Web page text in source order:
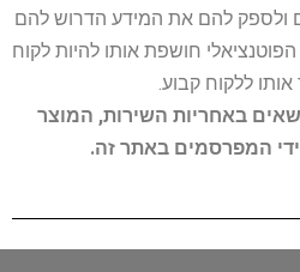
ולספק להם את המידע הדרוש להם
חושפת אותו להיות לקוח
ללקוח קבוע.
באחריות השירות, המוצר
ידי המפרסמים באתר זה.